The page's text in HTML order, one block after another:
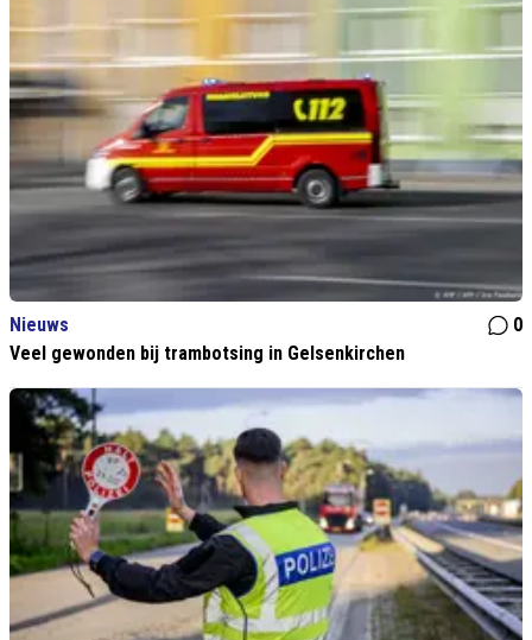
Nieuws
0
Veel gewonden bij trambotsing in Gelsenkirchen